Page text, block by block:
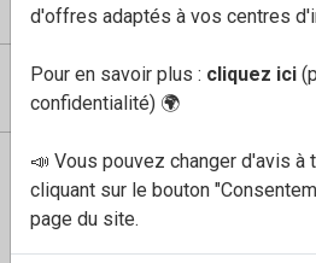
COMPTE MES
Boutique Femme kapri vert
d'offres adaptés à vos centres
Pour en savoir plus : cliquez ici
confidentialité) 🌍
📣 Vous pouvez changer d'avis à
cliquant sur le bouton
page du site.